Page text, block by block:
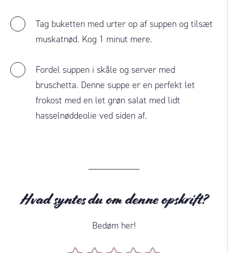
Tag buketten med urter op af suppen og tilsæt
muskatnød. Kog 1 minut mere.
Fordel suppen i skåle og server med
bruschetta. Denne suppe er en perfekt let
frokost med en let grøn salat med lidt
hasselnøddeolie ved siden af.
Hvad syntes du om denne opskrift?
Bedøm her!